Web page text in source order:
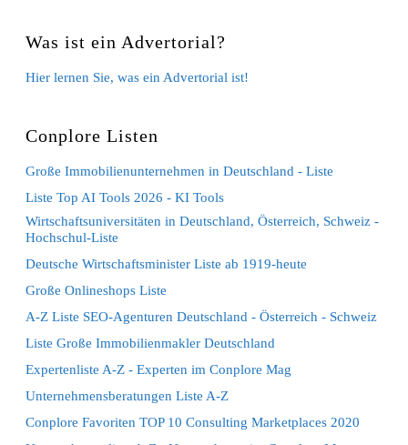
Was ist ein Advertorial?
Hier lernen Sie, was ein Advertorial ist!
Conplore Listen
Große Immobilienunternehmen in Deutschland - Liste
Liste Top AI Tools 2026 - KI Tools
Wirtschaftsuniversitäten in Deutschland, Österreich, Schweiz -
Hochschul-Liste
Deutsche Wirtschaftsminister Liste ab 1919-heute
Große Onlineshops Liste
A-Z Liste SEO-Agenturen Deutschland - Österreich - Schweiz
Liste Große Immobilienmakler Deutschland
Expertenliste A-Z - Experten im Conplore Mag
Unternehmensberatungen Liste A-Z
Conplore Favoriten TOP 10 Consulting Marketplaces 2020